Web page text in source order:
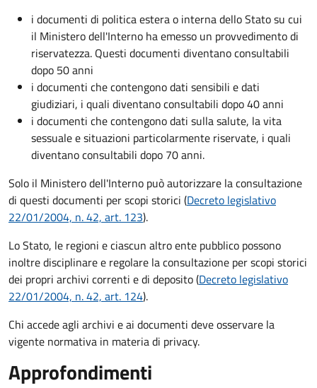
i documenti di politica estera o interna dello Stato su cui
il Ministero dell'Interno ha emesso un provvedimento di
riservatezza. Questi documenti diventano consultabili
dopo 50 anni
i documenti che contengono dati sensibili e dati
giudiziari, i quali diventano consultabili dopo 40 anni
i documenti che contengono dati sulla salute, la vita
sessuale e situazioni particolarmente riservate, i quali
diventano consultabili dopo 70 anni.
Solo il Ministero dell'Interno può autorizzare la consultazione
di questi documenti per scopi storici (Decreto legislativo
22/01/2004, n. 42, art. 123).
Lo Stato, le regioni e ciascun altro ente pubblico possono
inoltre disciplinare e regolare la consultazione per scopi storici
dei propri archivi correnti e di deposito (Decreto legislativo
22/01/2004, n. 42, art. 124).
Chi accede agli archivi e ai documenti deve osservare la
vigente normativa in materia di privacy.
Approfondimenti